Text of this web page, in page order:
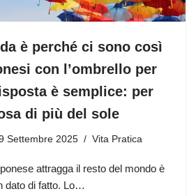
è perché ci sono così
con l’ombrello per
è semplice: per
di più del sole
Settembre 2025 Vita Pratica
attragga il resto del mondo è
dato di fatto. Lo…